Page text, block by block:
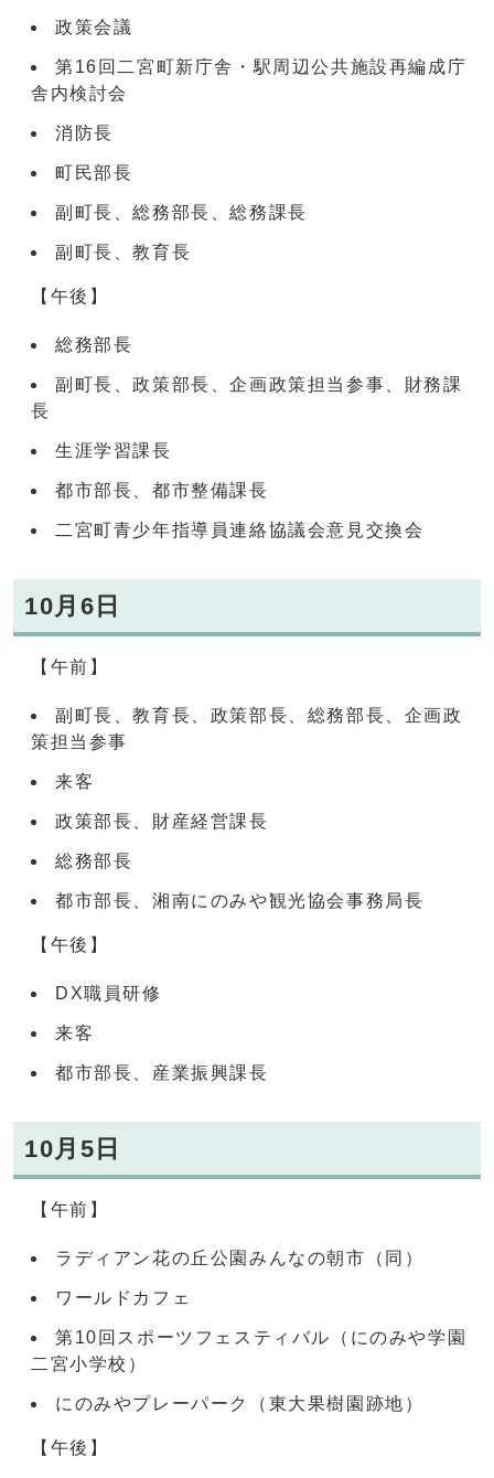
政策会議
第16回二宮町新庁舎・駅周辺公共施設再編成庁
舎内検討会
消防長
町民部長
副町長、総務部長、総務課長
副町長、教育長
【午後】
総務部長
副町長、政策部長、企画政策担当参事、財務課
長
生涯学習課長
都市部長、都市整備課長
二宮町青少年指導員連絡協議会意見交換会
10月6日
【午前】
副町長、教育長、政策部長、総務部長、企画政
策担当参事
来客
政策部長、財産経営課長
総務部長
都市部長、湘南にのみや観光協会事務局長
【午後】
DX職員研修
来客
都市部長、産業振興課長
10月5日
【午前】
ラディアン花の丘公園みんなの朝市（同）
ワールドカフェ
第10回スポーツフェスティバル（にのみや学園
二宮小学校）
にのみやプレーパーク（東大果樹園跡地）
【午後】